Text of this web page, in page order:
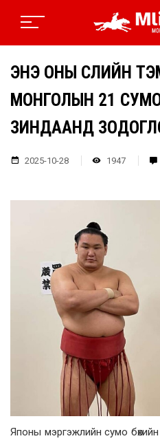
ЭНЭ ОНЫ СҮҮЛИЙН
МОНГОЛЫН 21
ЗИНДААНД
2025-10-28 1947
Японы мэргэжлийн сумо